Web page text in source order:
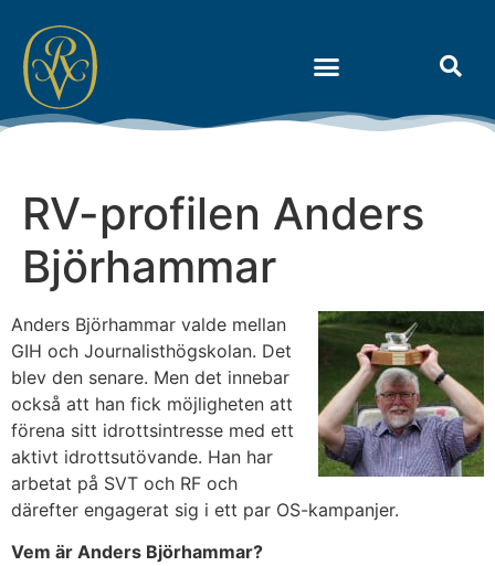
RV-profilen Anders
Björhammar
Anders Björhammar valde mellan
GIH och Journalisthögskolan. Det
blev den senare. Men det innebar
också att han fick möjligheten att
förena sitt idrottsintresse med ett
aktivt idrottsutövande. Han har
arbetat på SVT och RF och
därefter engagerat sig i ett par OS-kampanjer.
Vem är Anders Björhammar?